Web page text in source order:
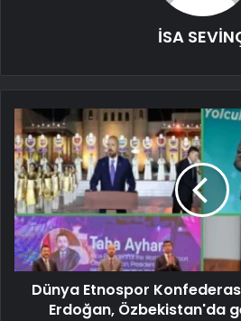
İSA
Dünya Etnospor
Erdoğan, Özbekistan'da